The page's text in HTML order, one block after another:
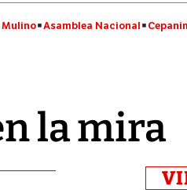
Mulino Asamblea Nacional
la mira